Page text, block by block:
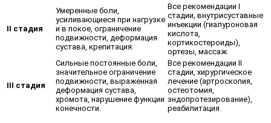
II стадия
Умеренные боли,
усиливающиеся при нагрузке
и в покое, ограничение
подвижности, деформация
сустава, крепитация.
Все рекомендации I
стадии, внутрисуставные
инъекции (гиалуроновая
кислота,
кортикостероиды),
ортезы, массаж.
III стадия
Сильные постоянные боли,
значительное ограничение
подвижности, выраженная
деформация сустава,
хромота, нарушение функции
конечности.
Все рекомендации II
стадии, хирургическое
лечение (артроскопия,
остеотомия,
эндопротезирование),
реабилитация.